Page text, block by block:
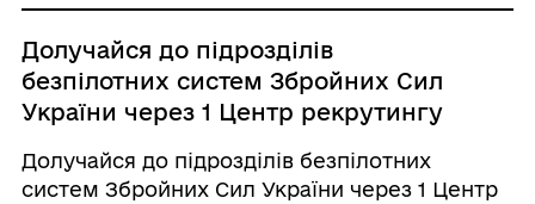
Долучайся до підрозділів
безпілотних систем Збройних Сил
України через 1 Центр рекрутингу
Долучайся до підрозділів безпілотних
систем Збройних Сил України через 1 Центр